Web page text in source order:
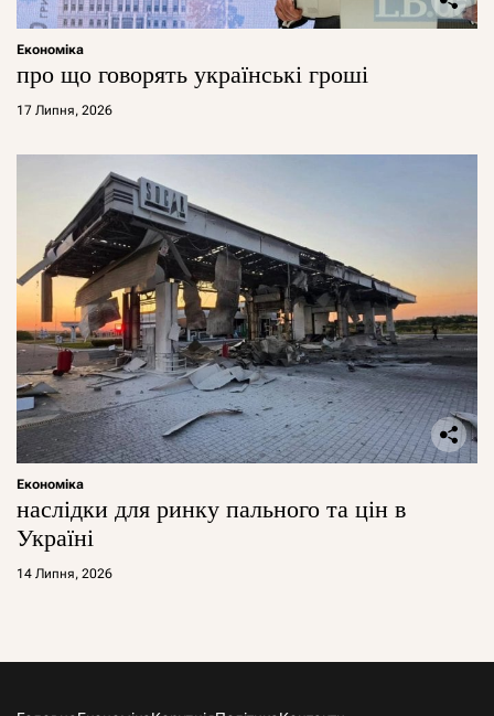
Економіка
про що говорять українські гроші
17 Липня, 2026
Економіка
наслідки для ринку пального та цін в
Україні
14 Липня, 2026